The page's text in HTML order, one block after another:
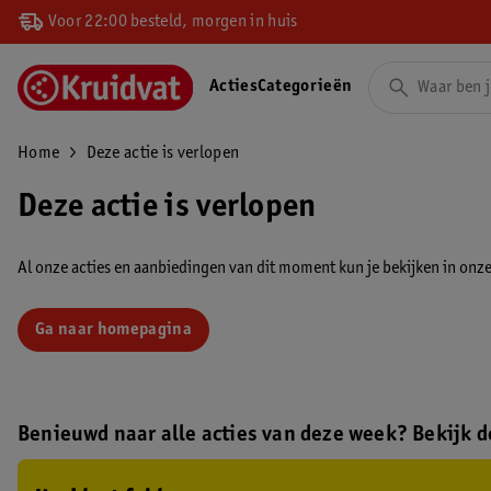
Voor 22:00 besteld, morgen in huis
ActiesCategorieën
Home Deze actie is verlopen
Deze actie is verlopen
Al onze acties en aanbiedingen van dit moment kun je bekijken in
Ga naar homepagina
Benieuwd naar alle acties van deze week? Bekijk